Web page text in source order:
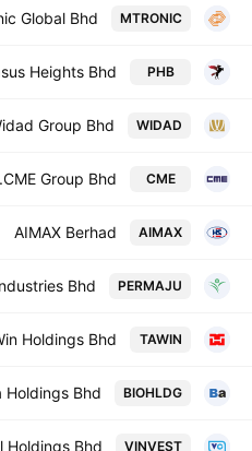
MTRONIC
Global Bhd.
PHB
Heights Bhd
WIDAD
Group Bhd.
CME
CME Group Bhd.
AIMAX
AIMAX Berhad
PERMAJU
Bhd.
TAWIN
Holdings Bhd.
BIOHLDG
Holdings Bhd.
VINVEST
Holdings Bhd